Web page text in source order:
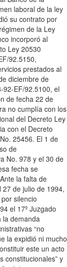
laboral de la ley
su contrato por
de la Ley
incorporó al
Ley 20530
92.5150,
prestados al
diciembre de
92-EF/92.5100, el
de fecha 22 de
no cumplía con los
del Decreto Ley
con el Decreto
25456. El 1 de
de
No. 978 y el 30 de
fecha se
la falta de
de julio de 1994,
silencio
el 17º Juzgado
la demanda
“no
la expidió ni mucho
este un acto
constitucionales” y